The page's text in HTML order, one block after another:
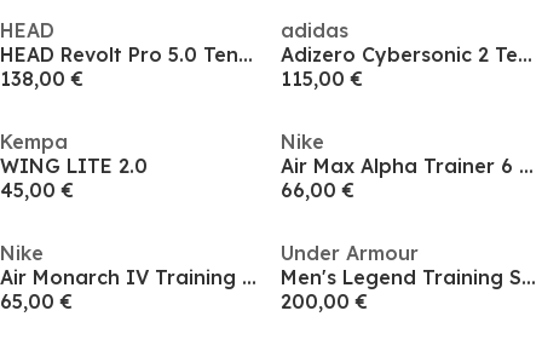
HEAD
HEAD Revolt Pro 5.0 Tennis / Padel Shoes
138,00 €
adidas
Adizero Cybersonic 2 Tennis Shoes Mens
115,00 €
Kempa
WING LITE 2.0
45,00 €
Nike
Air Max Alpha Trainer 6 Mens Workout Shoes
66,00 €
Nike
Air Monarch IV Training Shoes Mens
65,00 €
Under Armour
Men's Legend Training Shoes
200,00 €